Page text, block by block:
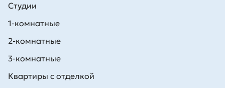
Студии
1-комнатные
2-комнатные
3-комнатные
Квартиры с отделкой